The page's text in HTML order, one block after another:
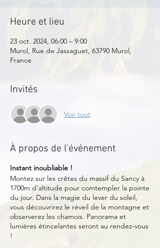
Heure et lieu
23 oct. 2024, 06:00 – 9:00
Murol, Rue de Jassaguet, 63790 Murol,
France
Invités
Voir tout
À propos de l'événement
Instant inoubliable !
Montez sur les crêtes du massif du Sancy à
1700m d'altitude pour comtempler la pointe
du jour. Dans la magie du lever du soleil,
vous découvrirez le réveil de la montagne et
observerez les chamois. Panorama et
lumières étincelantes seront au rendez-vous
!